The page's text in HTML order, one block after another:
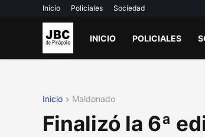
Inicio Policiales Sociedad
INICIO POLICIALES
Inicio Maldonado
Finalizó la 6ª